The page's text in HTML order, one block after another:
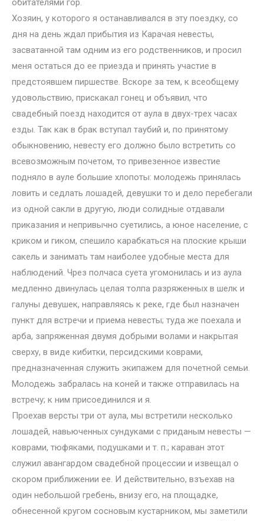
обитателями гор.
Хозяин, у которого я останавливался в эту поездку, со
дня на день ждал прибытия из Карачая невесты,
засватанной там одним из его родственников, и просил
меня остаться до ее приезда и принять участие в
предстоявшем пиршестве. Вскоре за тем, к всеобщему
удовольствию, прискакал гонец и объявил, что
свадебный поезд находится от аула в двух-трех часах
езды. Так как в брак вступал таубий и, по принятому
обыкновению, невесту его должно было встретить со
всевозможным почетом, то привезенное известие
подняло в ауле большие хлопоты: молодежь принялась
ловить и седлать лошадей, девушки то и дело перебегали
из одной сакли в другую, люди солидные отдавали
приказания и непривычно суетились, а юное население, с
криком и гиком, спешило карабкаться на плоские крыши
сакель и занимать там наиболее удобные места для
наблюдений. Чрез полчаса суета угомонилась и из аула
медленно двинулась целая толпа разряженных в шелк и
галуны девушек, направляясь к реке, где был назначен
пункт для встречи и приема невесты; туда же поехала и
арба, запряженная двумя добрыми волами и накрытая
сверху, в виде кибитки, персидскими коврами,
предназначенная служить экипажем для почетной семьи.
Молодежь забралась на коней и также отправилась на
встречу; к ним присоединился и я.
Проехав версты три от аула, мы встретили несколько
лошадей, навьюченных сундуками с приданым невесты —
коврами, тюфяками, подушками и т. п.; караван этот
служил авангардом свадебной процессии и извещал о
скором приближении ее. И действительно, взъехав на
один небольшой гребень, внизу его, на площадке,
обнесенной кругом сосновым кустарником, мы заметили